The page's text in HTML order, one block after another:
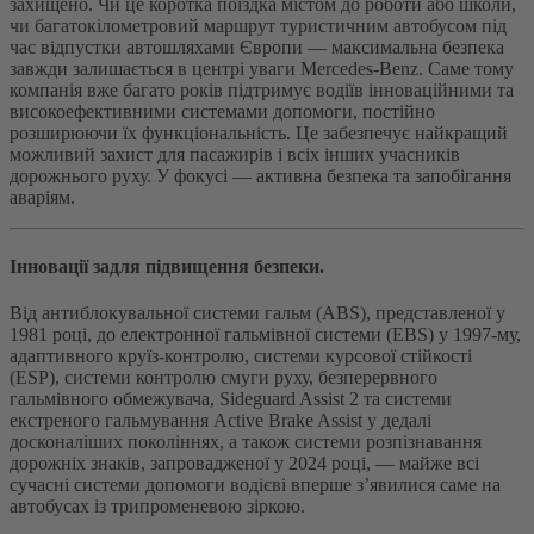
захищено. Чи це коротка поїздка містом до роботи або школи,
чи багатокілометровий маршрут туристичним автобусом під
час відпустки автошляхами Європи — максимальна безпека
завжди залишається в центрі уваги Mercedes-Benz. Саме тому
компанія вже багато років підтримує водіїв інноваційними та
високоефективними системами допомоги, постійно
розширюючи їх функціональність. Це забезпечує найкращий
можливий захист для пасажирів і всіх інших учасників
дорожнього руху. У фокусі — активна безпека та запобігання
аваріям.
Інновації задля підвищення безпеки.
Від антиблокувальної системи гальм (ABS), представленої у
1981 році, до електронної гальмівної системи (EBS) у 1997-му,
адаптивного круїз-контролю, системи курсової стійкості
(ESP), системи контролю смуги руху, безперервного
гальмівного обмежувача, Sideguard Assist 2 та системи
екстреного гальмування Active Brake Assist у дедалі
досконаліших поколіннях, а також системи розпізнавання
дорожніх знаків, запровадженої у 2024 році, — майже всі
сучасні системи допомоги водієві вперше з’явилися саме на
автобусах із трипроменевою зіркою.